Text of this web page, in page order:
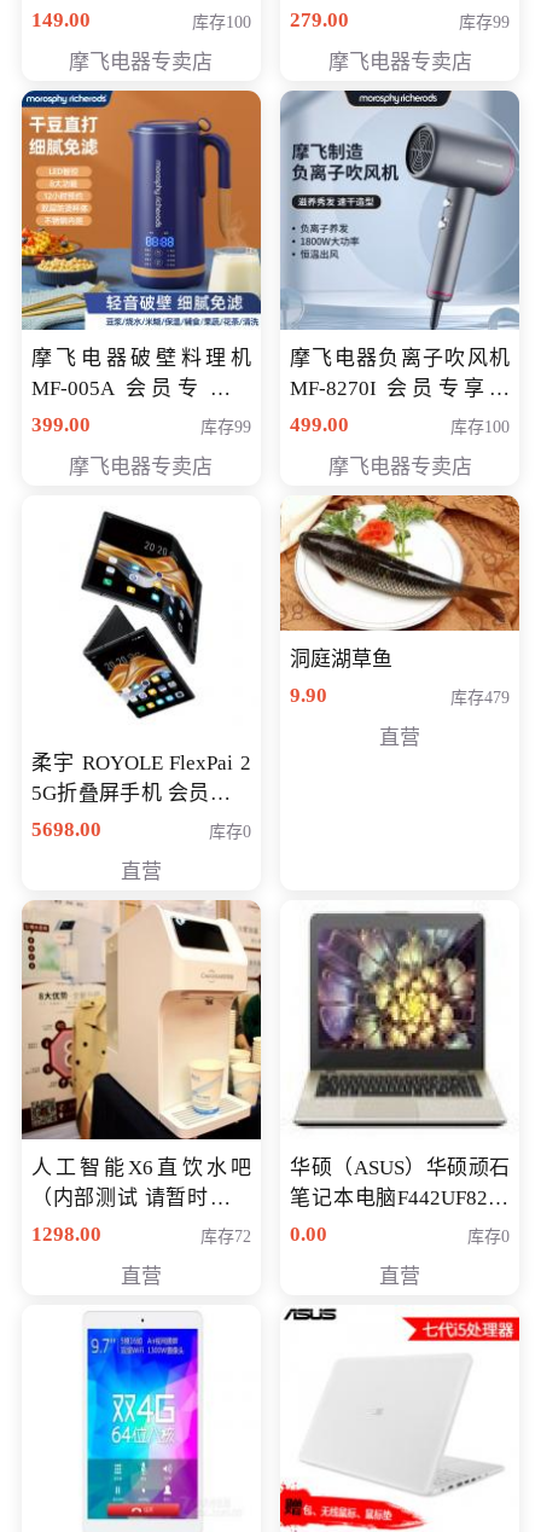
98元
149.00 库存100
摩飞电器专卖店
热按摩围脖） 会员专享
279.00 库存99
摩飞电器专卖店
摩飞电器破壁料理机
MF-005A 会员专享价
198元
399.00 库存99
摩飞电器专卖店
摩飞电器负离子吹风机
MF-8270I 会员专享价
369元
499.00 库存100
摩飞电器专卖店
柔宇 ROYOLE FlexPai 2
5G折叠屏手机 会员专享
购买价格 4998元
5698.00 库存0
直营
洞庭湖草鱼
9.90
库存479
直营
人工智能X6直饮水吧
（内部测试 请暂时不要
购买）
1298.00 库存72
直营
华硕（ASUS）华硕顽石
笔记本电脑F442UF8250
八代独显轻薄办公商务
0.00 库存0
直营